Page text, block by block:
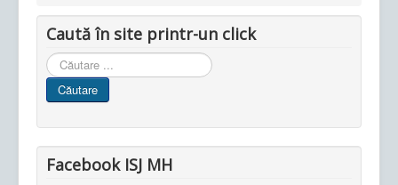
Caută în site printr-un click
Cauta
in
site
Căutare
Facebook ISJ MH